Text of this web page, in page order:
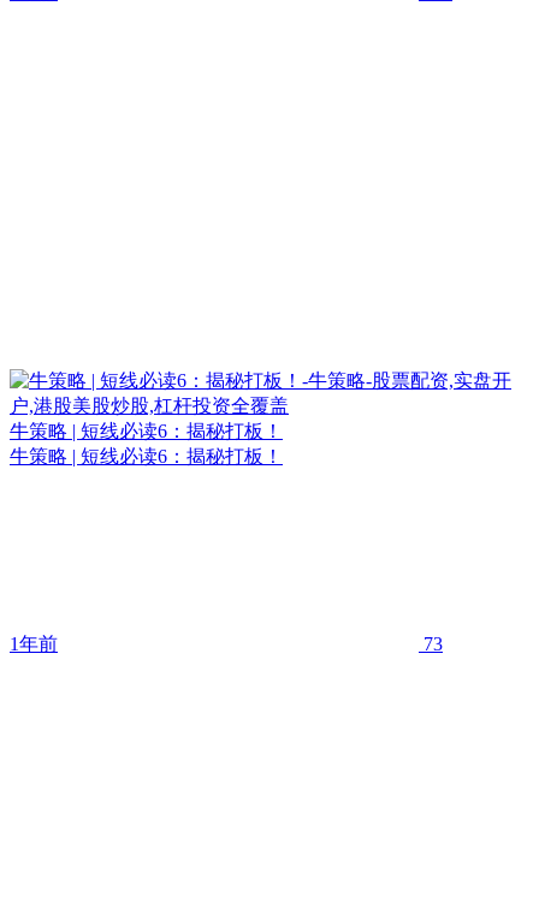
牛策略 | 短线必读6：揭秘打板！
牛策略 | 短线必读6：揭秘打板！
1年前 73